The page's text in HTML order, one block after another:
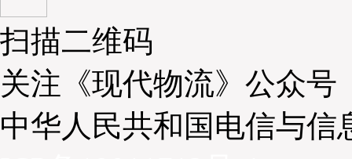
扫描二维码
关注《现代物流》公众号
中华人民共和国电信与